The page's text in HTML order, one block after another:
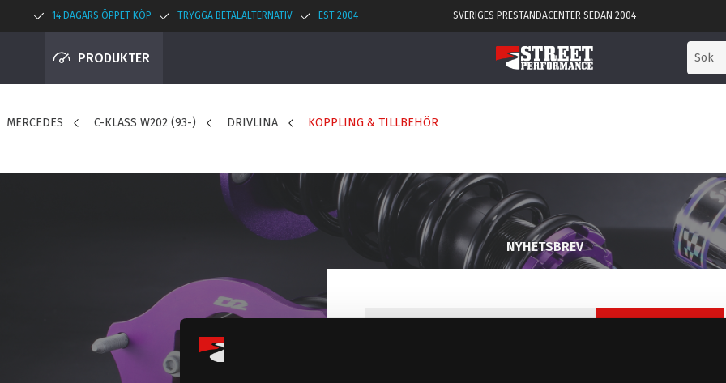
14 DAGARS ÖPPET KÖP TRYGGA BETALALTERNATIV EST 2004 SVERIGES PRESTANDACENTER SEDAN 2004
PRODUKTER
MERCEDES C-KLASS W202 (93-) DRIVLINA KOPPLING & TILLBEHÖR
NYHETSBREV